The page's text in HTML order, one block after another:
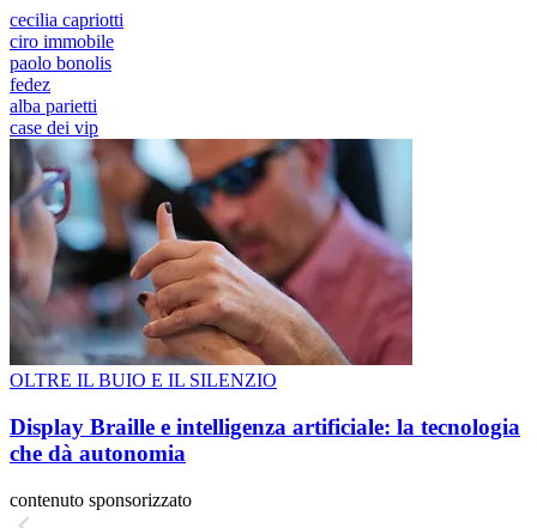
cecilia capriotti
ciro immobile
paolo bonolis
fedez
alba parietti
case dei vip
OLTRE IL BUIO E IL SILENZIO
Display Braille e intelligenza artificiale: la tecnologia
che dà autonomia
contenuto sponsorizzato